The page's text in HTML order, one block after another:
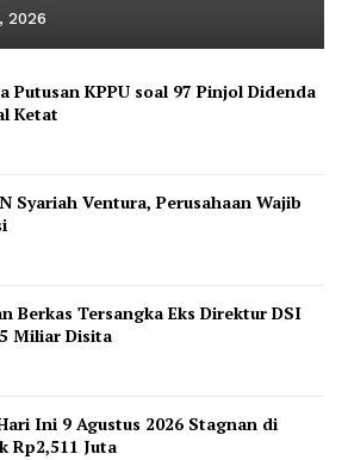
2026
Putusan KPPU soal 97 Pinjol Didenda
Ketat
Syariah Ventura, Perusahaan Wajib
Berkas Tersangka Eks Direktur DSI
Miliar Disita
Ini 9 Agustus 2026 Stagnan di
Rp2,511 Juta